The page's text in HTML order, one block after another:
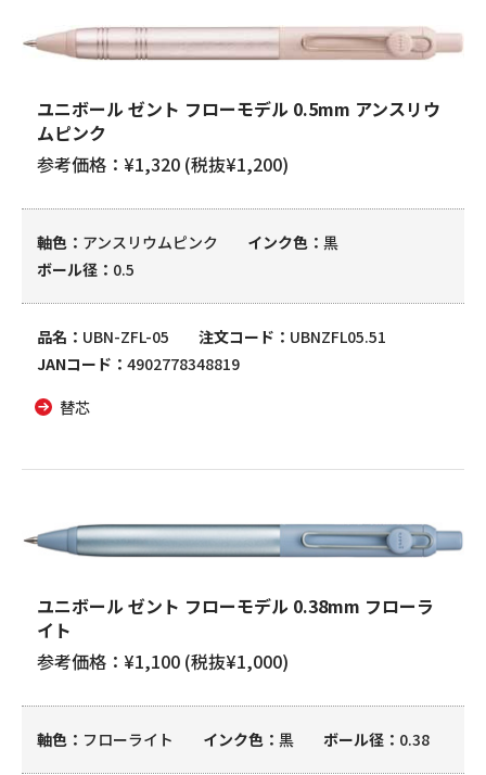
ユニボール ゼント フローモデル 0.5mm アンスリウ
ムピンク
参考価格：¥1,320 (税抜¥1,200)
軸色 アンスリウムピンク インク色
黒
ボール径
0.5
品名 UBN-ZFL-05 注文コード
UBNZFL05.51
JANコード
4902778348819
替芯
ユニボール ゼント フローモデル 0.38mm フローラ
イト
参考価格：¥1,100 (税抜¥1,000)
軸色 フローライト インク色 黒 ボール径 0.38